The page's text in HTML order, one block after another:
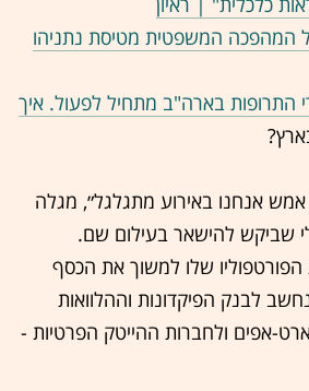
המהפכה המשפטית מטיסת נתניהו
התרופות בארה"ב מתחיל לפעול. איך
אנחנו באירוע מתגלגל״, מגלה
שביקש להישאר בעילום שם.
שלו למשוך את הכסף
לבנק הפיקדונות וההלוואות
אפים ולחברות ההייטק הפרטיות -